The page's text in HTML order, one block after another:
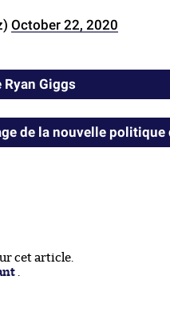
October 22, 2020
Giggs
de la nouvelle politique
cet article.
.